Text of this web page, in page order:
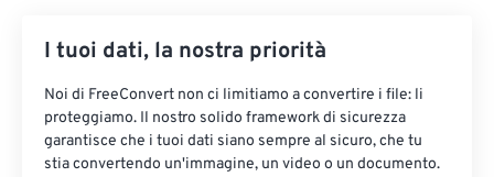
I tuoi dati, la nostra priorità
Noi di FreeConvert non ci limitiamo a convertire i file: li
proteggiamo. Il nostro solido framework di sicurezza
garantisce che i tuoi dati siano sempre al sicuro, che tu
stia convertendo un'immagine, un video o un documento.